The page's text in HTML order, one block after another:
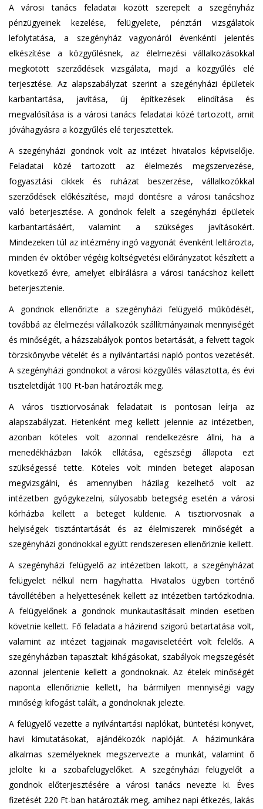
A városi tanács feladatai között szerepelt a szegényház
pénzügyeinek kezelése, felügyelete, pénztári vizsgálatok
lefolytatása, a szegényház vagyonáról évenkénti jelentés
elkészítése a közgyűlésnek, az élelmezési vállalkozásokkal
megkötött szerződések vizsgálata, majd a közgyűlés elé
terjesztése. Az alapszabályzat szerint a szegényházi épületek
karbantartása, javítása, új építkezések elindítása és
megvalósítása is a városi tanács feladatai közé tartozott, amit
jóváhagyásra a közgyűlés elé terjesztettek.
A szegényházi gondnok volt az intézet hivatalos képviselője.
Feladatai közé tartozott az élelmezés megszervezése,
fogyasztási cikkek és ruházat beszerzése, vállalkozókkal
szerződések előkészítése, majd döntésre a városi tanácshoz
való beterjesztése. A gondnok felelt a szegényházi épületek
karbantartásáért, valamint a szükséges javításokért.
Mindezeken túl az intézmény ingó vagyonát évenként leltározta,
minden év október végéig költségvetési előirányzatot készített a
következő évre, amelyet elbírálásra a városi tanácshoz kellett
beterjesztenie.
A gondnok ellenőrizte a szegényházi felügyelő működését,
továbbá az élelmezési vállalkozók szállítmányainak mennyiségét
és minőségét, a házszabályok pontos betartását, a felvett tagok
törzskönyvbe vételét és a nyilvántartási napló pontos vezetését.
A szegényházi gondnokot a városi közgyűlés választotta, és évi
tiszteletdíját 100 Ft-ban határozták meg.
A város tisztiorvosának feladatait is pontosan leírja az
alapszabályzat. Hetenként meg kellett jelennie az intézetben,
azonban köteles volt azonnal rendelkezésre állni, ha a
menedékházban lakók ellátása, egészségi állapota ezt
szükségessé tette. Köteles volt minden beteget alaposan
megvizsgálni, és amennyiben házilag kezelhető volt az
intézetben gyógykezelni, súlyosabb betegség esetén a városi
kórházba kellett a beteget küldenie. A tisztiorvosnak a
helyiségek tisztántartását és az élelmiszerek minőségét a
szegényházi gondnokkal együtt rendszeresen ellenőriznie kellett.
A szegényházi felügyelő az intézetben lakott, a szegényházat
felügyelet nélkül nem hagyhatta. Hivatalos ügyben történő
távollétében a helyettesének kellett az intézetben tartózkodnia.
A felügyelőnek a gondnok munkautasításait minden esetben
követnie kellett. Fő feladata a házirend szigorú betartatása volt,
valamint az intézet tagjainak magaviseletéért volt felelős. A
szegényházban tapasztalt kihágásokat, szabályok megszegését
azonnal jelentenie kellett a gondnoknak. Az ételek minőségét
naponta ellenőriznie kellett, ha bármilyen mennyiségi vagy
minőségi kifogást talált, a gondnoknak jelezte.
A felügyelő vezette a nyilvántartási naplókat, büntetési könyvet,
havi kimutatásokat, ajándékozók naplóját. A házimunkára
alkalmas személyeknek megszervezte a munkát, valamint ő
jelölte ki a szobafelügyelőket. A szegényházi felügyelőt a
gondnok előterjesztésére a városi tanács nevezte ki. Éves
fizetését 220 Ft-ban határozták meg, amihez napi étkezés, lakás